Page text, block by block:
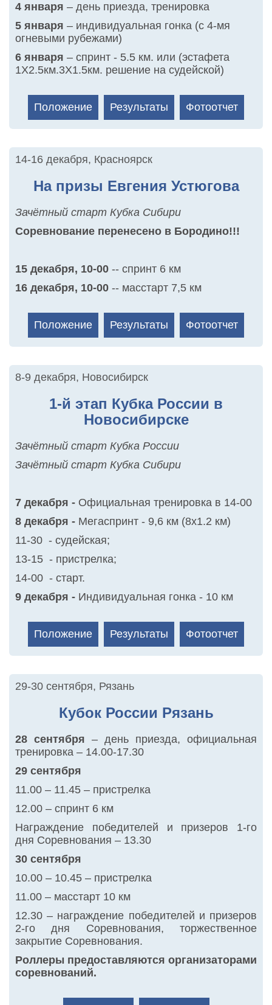
4 января – день приезда, тренировка
5 января – индивидуальная гонка (с 4-мя
огневыми рубежами)
6 января – спринт - 5.5 км. или (эстафета
1Х2.5км.3Х1.5км. решение на судейской)
Положение Результаты Фотоотчет
14-16 декабря, Красноярск
На призы Евгения Устюгова
Зачётный старт Кубка Сибири
Соревнование перенесено в Бородино!!!
15 декабря, 10-00 -- спринт 6 км
16 декабря, 10-00 -- масстарт 7,5 км
Положение Результаты Фотоотчет
8-9 декабря, Новосибирск
1-й этап Кубка России в
Новосибирске
Зачётный старт Кубка России
Зачётный старт Кубка Сибири
7 декабря - Официальная тренировка в 14-00
8 декабря - Мегаспринт - 9,6 км (8х1.2 км)
11-30 - судейская;
13-15 - пристрелка;
14-00 - старт.
9 декабря - Индивидуальная гонка - 10 км
Положение Результаты Фотоотчет
29-30 сентября, Рязань
Кубок России Рязань
28 сентября – день приезда, официальная
тренировка – 14.00-17.30
29 сентября
11.00 – 11.45 – пристрелка
12.00 – спринт 6 км
Награждение победителей и призеров 1-го
дня Соревнования – 13.30
30 сентября
10.00 – 10.45 – пристрелка
11.00 – масстарт 10 км
12.30 – награждение победителей и призеров
2-го дня Соревнования, торжественное
закрытие Соревнования.
Роллеры предоставляются организаторами
соревнований.